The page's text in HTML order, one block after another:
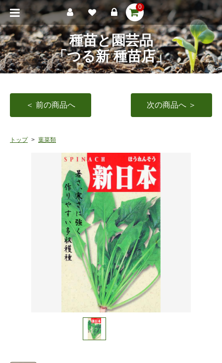
0
種苗と園芸品
「つる新 種苗店」
＜ 前の商品へ 次の商品へ ＞
トップ 葉菜類